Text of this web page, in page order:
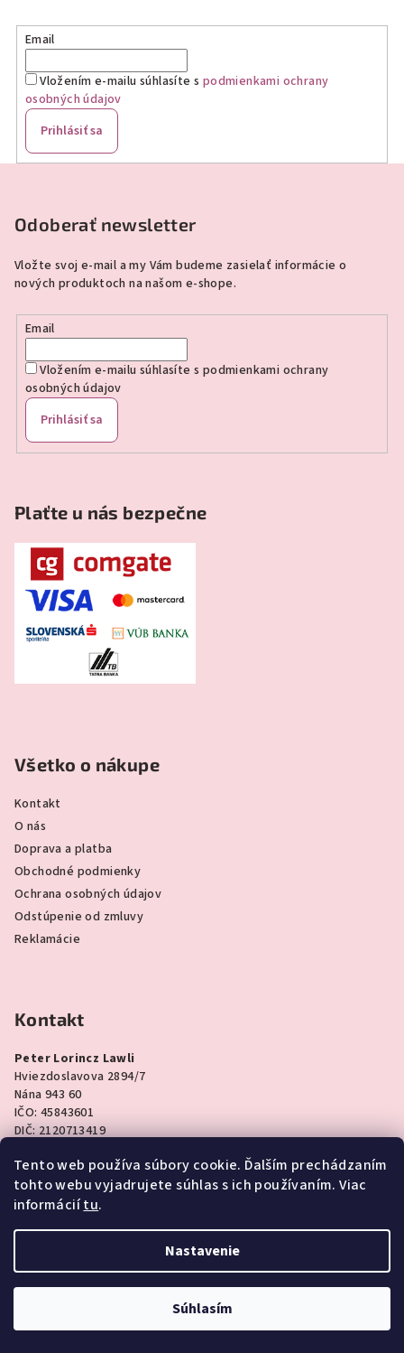
Tento web používa súbory cookie. Ďalším prechádzaním
tohto webu vyjadrujete súhlas s ich používaním. Viac
informáciítu.
Nastavenie
Súhlasím
Email
Vložením e-mailu súhlasíte s podmienkami ochrany
osobných údajov
Prihlásiť sa
Odoberať newsletter
Vložte svoj e-mail a my Vám budeme zasielať informácie o
nových produktoch na našom e-shope.
Email
Vložením e-mailu súhlasíte s podmienkami ochrany
osobných údajov
Prihlásiť sa
Plaťte u nás bezpečne
Všetko o nákupe
Kontakt
O nás
Doprava a platba
Obchodné podmienky
Ochrana osobných údajov
Odstúpenie od zmluvy
Reklamácie
Kontakt
Peter Lorincz Lawli
Hviezdoslavova 2894/7
Nána 943 60
IČO: 45843601
DIČ: 2120713419